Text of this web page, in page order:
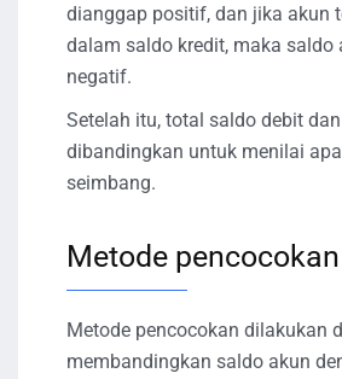
dianggap positif, dan jika akun
dalam saldo kredit, maka saldo
negatif.
Setelah itu, total saldo debit
dibandingkan untuk menilai
seimbang.
Metode pencocokan
Metode pencocokan dilakukan
membandingkan saldo akun